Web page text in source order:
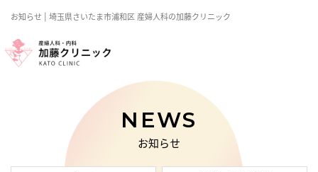
お知らせ | 埼玉県さいたま市浦和区 産婦人科の加藤クリニック
NEWS
お知らせ